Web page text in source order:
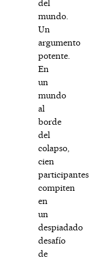
del
mundo.
Un
argumento
potente.
En
un
mundo
al
borde
del
colapso,
cien
participantes
compiten
en
un
despiadado
desafío
de